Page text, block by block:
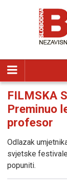
FILMSKA
Preminuo
profesor
Odlazak
svjetske
popuniti.